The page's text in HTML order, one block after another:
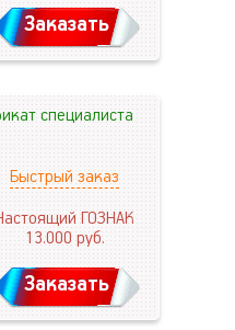
Заказать
специалиста
Быстрый заказ
ГОЗНАК
13.000руб.
Заказать